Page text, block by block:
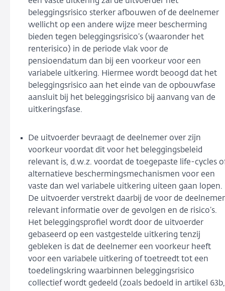
beleggingsrisico sterker afbouwen of de deelnemer
wellicht op een andere wijze meer bescherming
bieden tegen beleggingsrisico’s (waaronder het
renterisico) in de periode vlak voor de
pensioendatum dan bij een voorkeur voor een
variabele uitkering. Hiermee wordt beoogd dat het
beleggingsrisico aan het einde van de opbouwfase
aansluit bij het beleggingsrisico bij aanvang van de
uitkeringsfase.
De uitvoerder bevraagt de deelnemer over zijn
voorkeur voordat dit voor het beleggingsbeleid
relevant is, d.w.z. voordat de toegepaste life-cycles
alternatieve beschermingsmechanismen voor een
vaste dan wel variabele uitkering uiteen gaan lopen.
De uitvoerder verstrekt daarbij de voor de deelnemer
relevant informatie over de gevolgen en de risico’s.
Het beleggingsprofiel wordt door de uitvoerder
gebaseerd op een vastgestelde uitkering tenzij
gebleken is dat de deelnemer een voorkeur heeft
voor een variabele uitkering of toetreedt tot een
toedelingskring waarbinnen beleggingsrisico
collectief wordt gedeeld (zoals bedoeld in artikel 63b,